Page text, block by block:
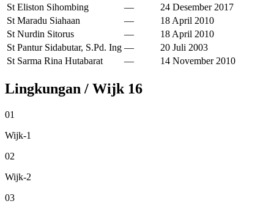
St Eliston Sihombing
—
24 Desember 2017
St Maradu Siahaan
—
18 April 2010
St Nurdin Sitorus
—
18 April 2010
St Pantur Sidabutar, S.Pd. Ing —
20 Juli 2003
St Sarma Rina Hutabarat
— 14 November 2010
Lingkungan / Wijk 16
01
Wijk-1
02
Wijk-2
03